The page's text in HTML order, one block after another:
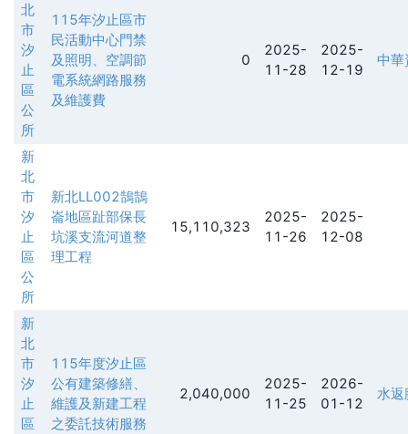
北
市
汐
止
區
公
所
115年汐止區市
民活動中心門禁
及照明、空調節
電系統網路服務
及維護費
0
2025-
11-28
2025-
12-19
中華
新
北
市
汐
止
區
公
所
新北LL002鵠鵠
崙地區趾部保長
坑溪支流河道整
理工程
15,110,323
2025-
11-26
2025-
12-08
新
北
市
汐
止
區
115年度汐止區
公有建築修繕、
維護及新建工程
之委託技術服務
2,040,000
2025-
11-25
2026-
01-12
水返